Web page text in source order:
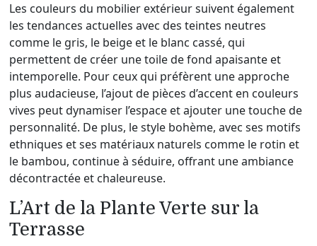
Les couleurs du mobilier extérieur suivent également
les tendances actuelles avec des teintes neutres
comme le gris, le beige et le blanc cassé, qui
permettent de créer une toile de fond apaisante et
intemporelle. Pour ceux qui préfèrent une approche
plus audacieuse, l’ajout de pièces d’accent en couleurs
vives peut dynamiser l’espace et ajouter une touche de
personnalité. De plus, le style bohème, avec ses motifs
ethniques et ses matériaux naturels comme le rotin et
le bambou, continue à séduire, offrant une ambiance
décontractée et chaleureuse.
L’Art de la Plante Verte sur la
Terrasse